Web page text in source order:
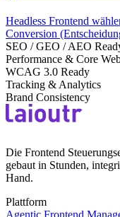
Headless Frontend
Conversion
SEO / GEO / AEO
Performance & Core
WCAG 3.0 Ready
Tracking & Analytics
Brand Consistency
Die Frontend
gebaut in Stunden,
Hand.
Plattform
Agentic Frontend